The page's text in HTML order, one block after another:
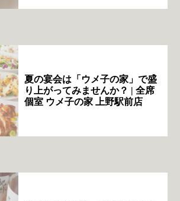
夏の宴会は「ウメ子の家」で盛
り上がってみませんか？ | 全席
個室 ウメ子の家 上野駅前店